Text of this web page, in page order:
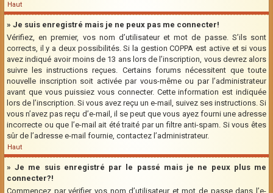
Haut
» Je suis enregistré mais je ne peux pas me connecter!
Vérifiez, en premier, vos nom d’utilisateur et mot de passe. S’ils sont
corrects, il y a deux possibilités. Si la gestion COPPA est active et si vous
avez indiqué avoir moins de 13 ans lors de l’inscription, vous devrez alors
suivre les instructions reçues. Certains forums nécessitent que toute
nouvelle inscription soit activée par vous-même ou par l’administrateur
avant que vous puissiez vous connecter. Cette information est indiquée
lors de l’inscription. Si vous avez reçu un e-mail, suivez ses instructions. Si
vous n’avez pas reçu d’e-mail, il se peut que vous ayez fourni une adresse
incorrecte ou que l’e-mail ait été traité par un filtre anti-spam. Si vous êtes
sûr de l’adresse e-mail fournie, contactez l’administrateur.
Haut
» Je me suis enregistré par le passé mais je ne peux plus me
connecter?!
Commencez par vérifier vos nom d’utilisateur et mot de passe dans l’e-